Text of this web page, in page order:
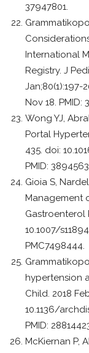
37947801.
International
Registry. J
Jan;80(1):197-
Nov 18. PMID:
Wong YJ,
Portal
435. doi:
PMID:
Gioia S,
Management
Gastroenterol
10.1007/
PMC7498444.
hypertension
Child. 2018
10.1136/
PMID:
McKiernan P,